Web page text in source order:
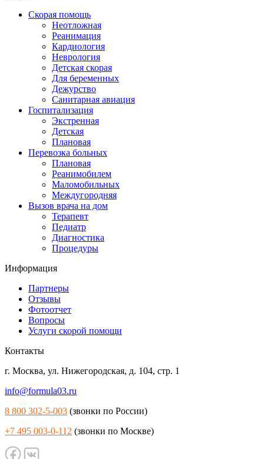
Скорая помощь
Неотложная
Реанимация
Кардиология
Неврология
Детская скорая
Для беременных
Дежурство
Санитарная авиация
Госпитализация
Экстренная
Детская
Плановая
Перевозка больных
Плановая
Реанимобилем
Маломобильных
Междугородняя
Вызов врача на дом
Терапевт
Педиатр
Диагностика
Процедуры
Информация
Партнеры
Отзывы
Фотоотчет
Вопросы
Услуги скорой помощи
Контакты
г. Москва, ул. Нижегородская, д. 104, стр. 1
info@formula03.ru
8 800 302-5-003 (звонки по России)
+7 495 003-0-112 (звонки по Москве)